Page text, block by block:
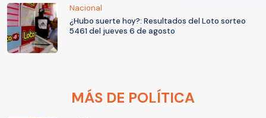
Nacional
¿Hubo suerte hoy?: Resultados del Loto sorteo
5461 del jueves 6 de agosto
MÁS DE POLÍTICA